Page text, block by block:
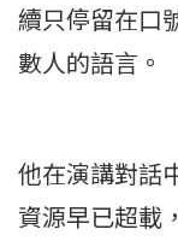
續只停留在口
數人的語言。
他在演講對話
資源早已超載